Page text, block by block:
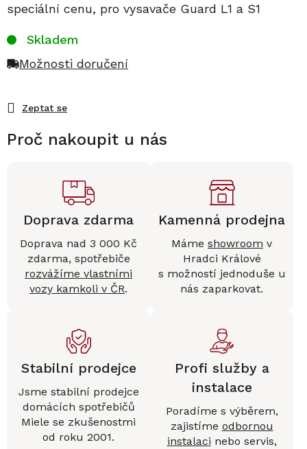
speciální cenu, pro vysavače Guard L1 a S1
Zeptat se
Skladem
Možnosti doručení
Proč nakoupit u nás
Doprava zdarma
Doprava nad 3 000 Kč
zdarma, spotřebiče
rozvážíme vlastními
vozy kamkoli v ČR.
Kamenná prodejna
Máme showroom v
Hradci Králové
s možností jednoduše u
nás zaparkovat.
Stabilní prodejce
Jsme stabilní prodejce
domácích spotřebičů
Miele se zkušenostmi
od roku 2001.
Profi služby a
instalace
Poradíme s výběrem,
zajistíme odbornou
instalaci nebo servis,